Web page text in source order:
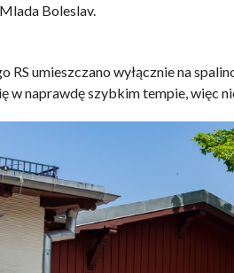
Boleslav.
RS umieszczano wyłącznie na
w naprawdę szybkim tempie, więc